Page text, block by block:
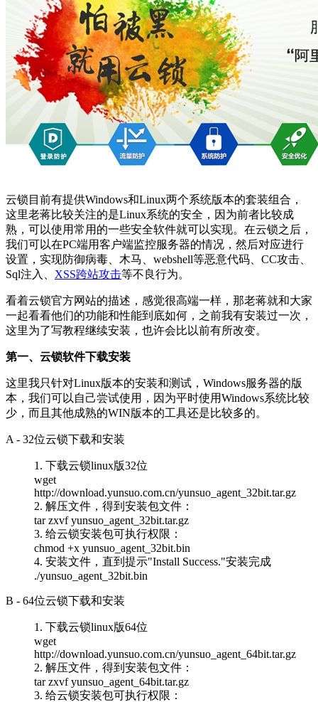
云锁目前有提供Windows和Linux两个系统版本的套装组合，
这里老蒋比较关注的是Linux系统的安全，因为前者比较成
熟，可以使用常用的一些安全软件就可以实现。在云锁之后，
我们可以在PC端用客户端监控服务器的情况，然后对应进行
设置，实现防御病毒、木马、webshell等恶意代码、CC攻击、
Sql注入、 XSS跨站攻击等不良行为。
看着云锁官方网站的描述，感觉很高端一样，那老蒋就和大家
一起看看他们的功能和性能到底如何，之前我有安装过一次，
这里为了写教程继续安装，也许会比以前有所改变。
第一、云锁软件下载安装
这里我只针对Linux版本的安装和测试，Windows服务器的版
本，我们可以自己尝试使用，因为平时使用Windows系统比较
少，而且其他成熟的WIN版本的工具还是比较多的。
A - 32位云锁下载和安装
1. 下载云锁linux版32位
wget
http://download.yunsuo.com.cn/yunsuo_agent_32bit.tar.gz
2. 解压文件，得到安装包文件：
tar zxvf yunsuo_agent_32bit.tar.gz
3. 给云锁安装包可执行权限：
chmod +x yunsuo_agent_32bit.bin
4. 安装文件，直到提示"Install Success."安装完成
./yunsuo_agent_32bit.bin
B - 64位云锁下载和安装
1. 下载云锁linux版64位
wget
http://download.yunsuo.com.cn/yunsuo_agent_64bit.tar.gz
2. 解压文件，得到安装包文件：
tar zxvf yunsuo_agent_64bit.tar.gz
3. 给云锁安装包可执行权限：